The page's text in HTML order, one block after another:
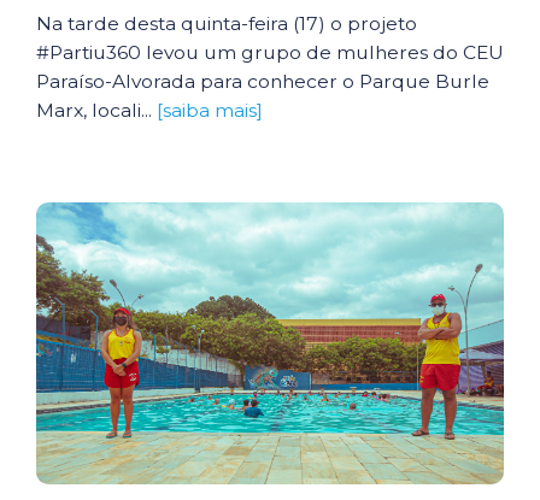
Na tarde desta quinta-feira (17) o projeto
#Partiu360 levou um grupo de mulheres do CEU
Paraíso-Alvorada para conhecer o Parque Burle
Marx, locali... [saiba mais]